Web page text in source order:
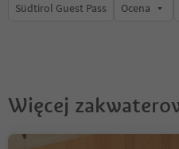
Südtirol Guest Pass Ocena
Więcej